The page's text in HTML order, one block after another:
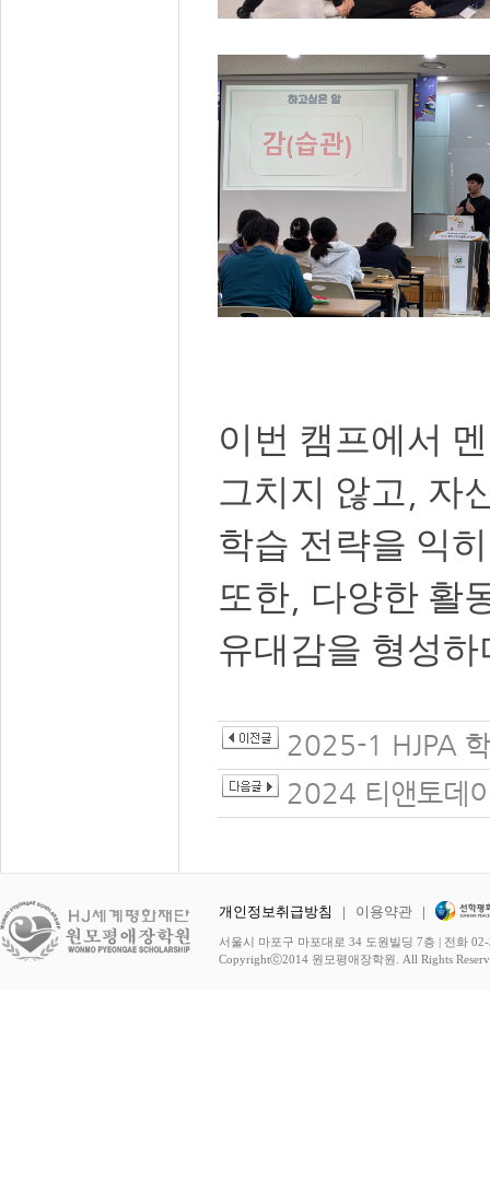
이번 캠프에서
그치지 않고
자
학습 전략을 익
또한
다양한 활
유대감을 형성
2025-1 HJPA
2024 티앤토데
개인정보취급방침 | 이용약관 |
서울시 마포구 마포대로 34 도원빌딩 7층 | 전화
Copyrightⓒ2014 원모평애장학원. All Rights